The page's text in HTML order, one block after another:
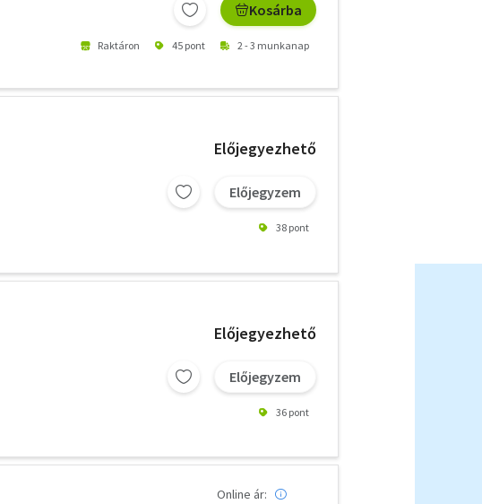
Kosárba
Raktáron 45 pont 2 - 3 munkanap
Előjegyezhető
Előjegyzem
38 pont
Előjegyezhető
Előjegyzem
36 pont
Online ár: